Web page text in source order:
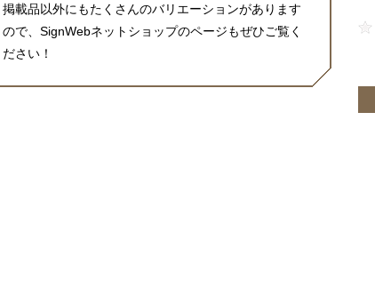
掲載品以外にもたくさんのバリエーションがあります
ので、SignWebネットショップのページもぜひご覧く
ださい！